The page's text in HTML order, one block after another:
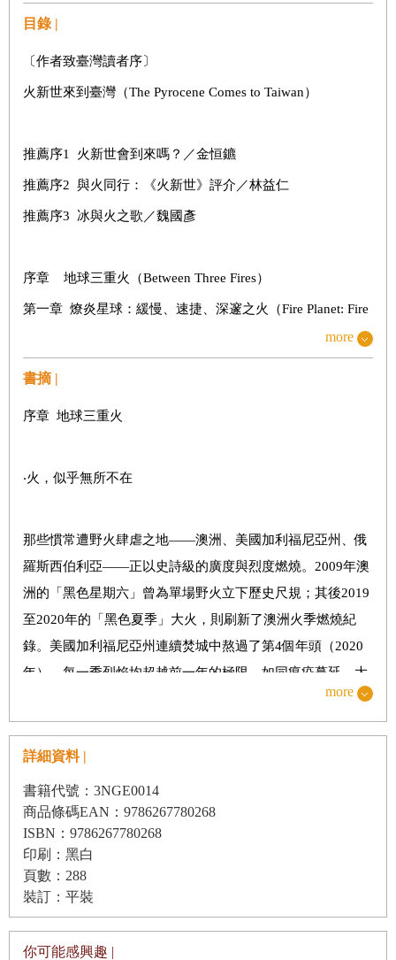
目錄 |
〔作者致臺灣讀者序〕
火新世來到臺灣（The Pyrocene Comes to Taiwan）
推薦序1 火新世會到來嗎？／金恒鑣
推薦序2 與火同行：《火新世》評介／林益仁
推薦序3 冰與火之歌／魏國彥
序章 地球三重火（Between Three Fires）
第一章 燎炎星球：緩慢、速捷、深邃之火（Fire Planet: Fire
Landscapes）
Landscapes）
終章 第六輪太陽（Sixth Sun）
more
書摘 |
序章 地球三重火
‧火，似乎無所不在
那些慣常遭野火肆虐之地——澳洲、美國加利福尼亞州、俄
羅斯西伯利亞——正以史詩級的廣度與烈度燃燒。2009年澳
洲的「黑色星期六」曾為單場野火立下歷史尺規；其後2019
至2020年的「黑色夏季」大火，則刷新了澳洲火季燃燒紀
錄。美國加利福尼亞州連續焚城中熬過了第4個年頭（2020
年），每一季烈焰均超越前一年的極限，如同瘟疫蔓延，大
火侵入俄勒岡州與華盛頓州，繼而翻越大陸分水嶺，將科羅
拉多州洛磯山脈夷為焦土。俄羅斯西伯利亞的野火向北吞噬
故土，甚至竄入北極圈內。
那些本不該燃燒或只該零星起火之地，如今卻陷入燎原之
勢，南美洲腹地的潘塔納爾溼地竟遭火噬，亞馬遜雨林迎來
20年迄今最兇險的火季。即便未被火焰舔舐之處，亦難逃濃
煙之劫，澳洲野火的煙塵環遊了全球，美國西海岸大火的陰
霾籠罩了大半個國家，其象徵性震撼與視覺衝擊，堪比1930
年代沙塵暴肆虐時的末日圖景。白晝，煙霧遮蔽了次大陸級
more
詳細資料 |
書籍代號：3NGE0014
商品條碼EAN：9786267780268
ISBN：9786267780268
印刷：黑白
頁數：288
裝訂：平裝
你可能感興趣 |